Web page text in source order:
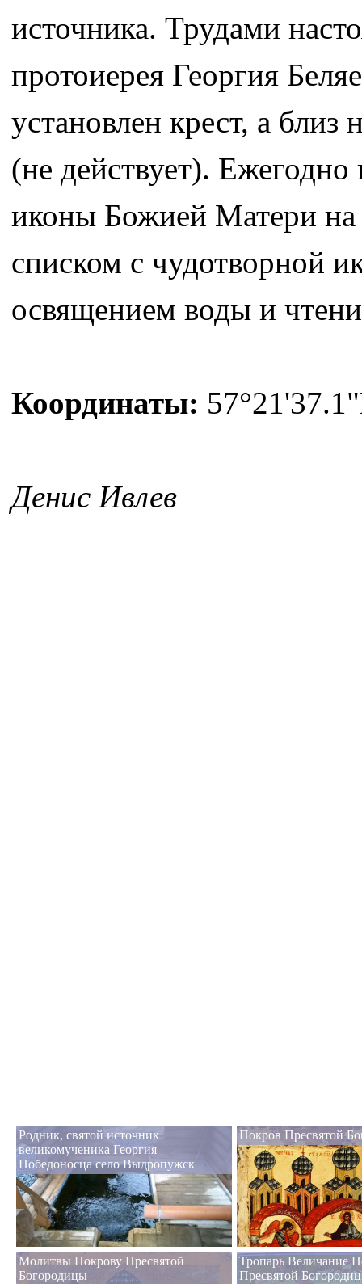
источника. Трудами
протоиерея Георгия
установлен крест, а близ
(не действует).
иконы Божией Матери на
списком с чудотворной
освящением воды и
Координаты:
Денис Ивлев
Родник, святой источник
великомученика Георгия
Победоносца село Выдропужск
Покров Пресвятой
Молитвы Покрову Пресвятой
Богородицы
Тропарь Величание
Пресвятой